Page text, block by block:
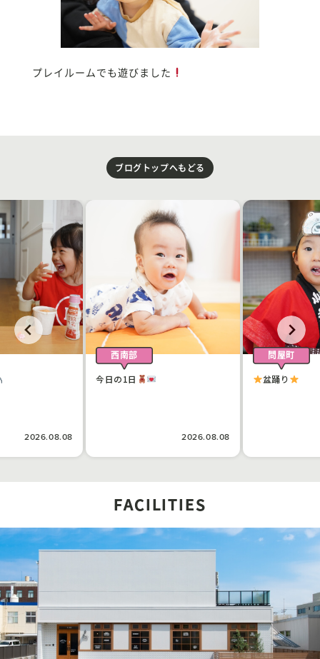
プレイルームでも遊びました
ブログトップへもどる
2026.08.08
西南部
今日の1日
2026.08.08
問屋町
盆踊り
FACILITIES